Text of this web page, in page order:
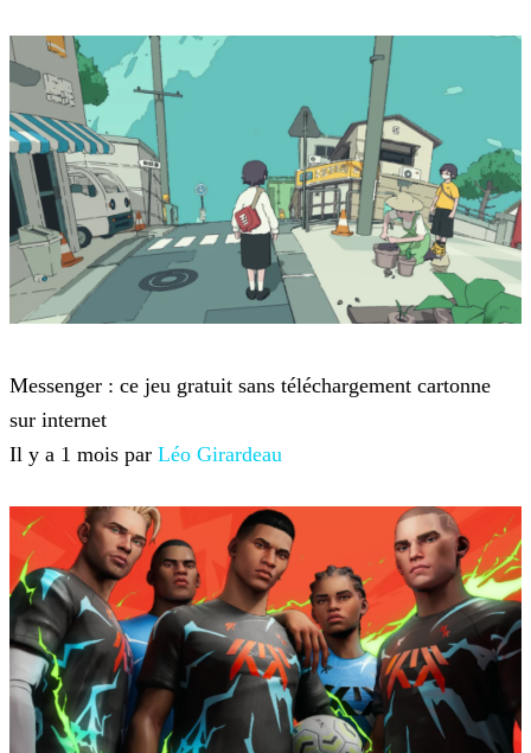
Messenger : ce jeu gratuit sans téléchargement cartonne
sur internet
Il y a 1 mois par Léo Girardeau